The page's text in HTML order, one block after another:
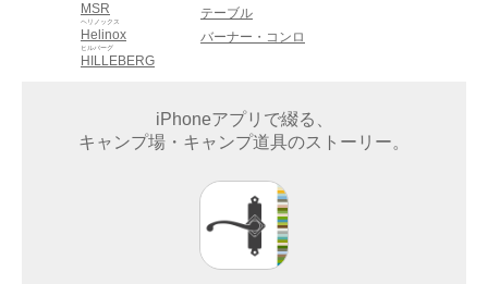
MSR
Helinox
ヘリノックス
HILLEBERG
ヒルバーグ
テーブル
バーナー・コンロ
iPhoneアプリで綴る、
キャンプ場・キャンプ道具のストーリー。